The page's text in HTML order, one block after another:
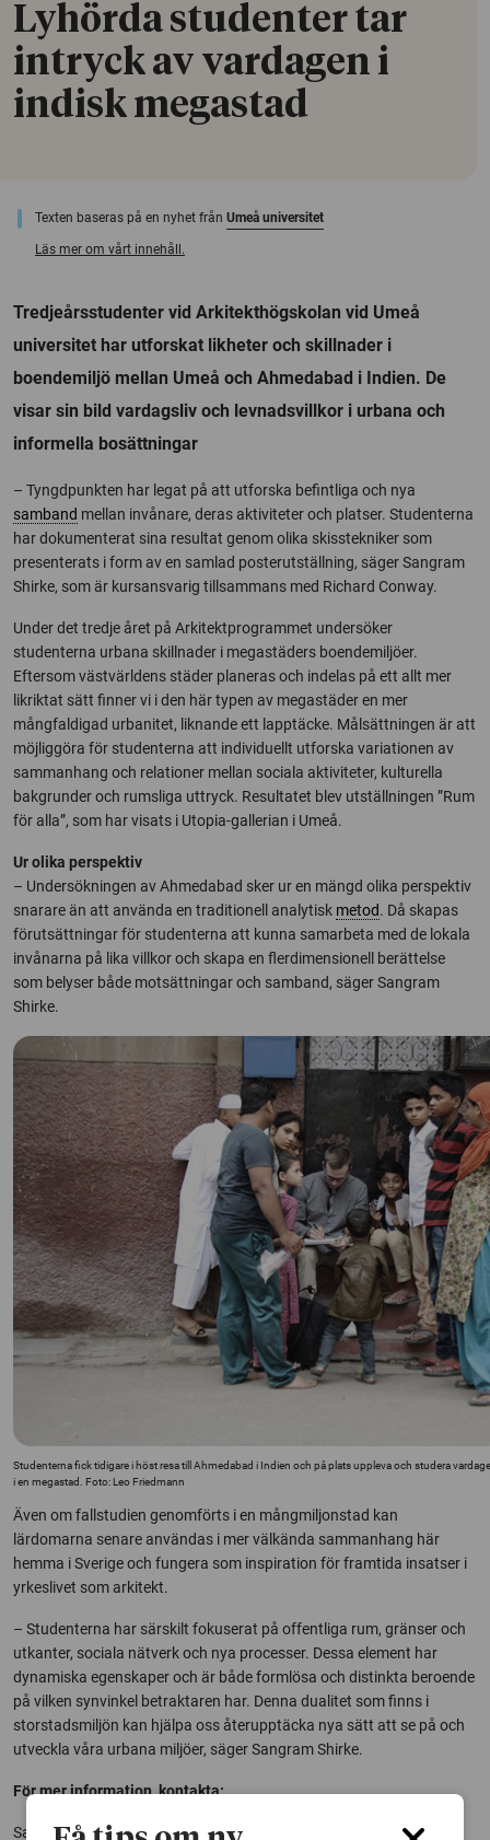
Lyhörda studenter tar
intryck av vardagen i
indisk megastad
Texten baseras på en nyhet från Umeå universitet
Läs mer om vårt innehåll.
Tredjeårsstudenter vid Arkitekthögskolan vid Umeå
universitet har utforskat likheter och skillnader i
boendemiljö mellan Umeå och Ahmedabad i Indien. De
visar sin bild vardagsliv och levnadsvillkor i urbana och
informella bosättningar
– Tyngdpunkten har legat på att utforska befintliga och nya
samband mellan invånare, deras aktiviteter och platser. Studenterna
har dokumenterat sina resultat genom olika skisstekniker som
presenterats i form av en samlad posterutställning, säger Sangram
Shirke, som är kursansvarig tillsammans med Richard Conway.
Under det tredje året på Arkitektprogrammet undersöker
studenterna urbana skillnader i megastäders boendemiljöer.
Eftersom västvärldens städer planeras och indelas på ett allt mer
likriktat sätt finner vi i den här typen av megastäder en mer
mångfaldigad urbanitet, liknande ett lapptäcke. Målsättningen är att
möjliggöra för studenterna att individuellt utforska variationen av
sammanhang och relationer mellan sociala aktiviteter, kulturella
bakgrunder och rumsliga uttryck. Resultatet blev utställningen ”Rum
för alla”, som har visats i Utopia-gallerian i Umeå.
Ur olika perspektiv
– Undersökningen av Ahmedabad sker ur en mängd olika perspektiv
snarare än att använda en traditionell analytisk metod. Då skapas
förutsättningar för studenterna att kunna samarbeta med de lokala
invånarna på lika villkor och skapa en flerdimensionell berättelse
som belyser både motsättningar och samband, säger Sangram
Shirke.
Studenterna fick tidigare i höst resa till Ahmedabad i Indien och på plats uppleva och studera
i en megastad. Foto: Leo Friedmann
Även om fallstudien genomförts i en mångmiljonstad kan
lärdomarna senare användas i mer välkända sammanhang här
hemma i Sverige och fungera som inspiration för framtida insatser i
yrkeslivet som arkitekt.
– Studenterna har särskilt fokuserat på offentliga rum, gränser och
utkanter, sociala nätverk och nya processer. Dessa element har
dynamiska egenskaper och är både formlösa och distinkta beroende
på vilken synvinkel betraktaren har. Denna dualitet som finns i
storstadsmiljön kan hjälpa oss återupptäcka nya sätt att se på och
utveckla våra urbana miljöer, säger Sangram Shirke.
För mer information, kontakta:
Sangram Shirke, lärare vid Arkitekthögskolan